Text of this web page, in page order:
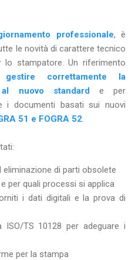
professionale, è
le novità di carattere tecnico
stampatore. Un riferimento
gestire correttamente la
nuovo standarde per
i documenti basati sui nuovi
51 e FOGRA 52
eliminazione di parti obsolete
per quali processi si applica
i dati digitali e la prova di
ISO/TS 10128 per adeguare i
per la stampa